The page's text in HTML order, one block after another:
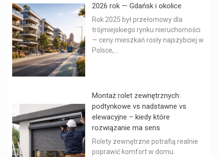
2026 rok — Gdańsk i okolice
Rok 2025 był przełomowy dla
trójmiejskiego rynku nieruchomości
— ceny mieszkań rosły najszybciej w
Polsce,...
Montaż rolet zewnętrznych:
podtynkowe vs nadstawne vs
elewacyjne – kiedy które
rozwiązanie ma sens
Rolety zewnętrzne potrafią realnie
poprawić komfort w domu: